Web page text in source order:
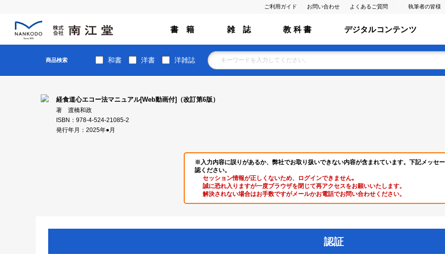
ご利用ガイド お問い合わせ よくあるご質問 執筆者の皆様
書 籍 雑 誌 教 科 書 デジタルコンテンツ
商品検索 和書 洋書 洋雑誌
経食道心エコー法マニュアル[Web動画付]（改訂第6版）
著 渡橋和政
ISBN：978-4-524-21085-2
発行年月：2025年●月
※入力内容に誤りがあるか、弊社でお取り扱いできない内容が含まれています。下記メッセ
認ください。
セッション情報が正しくないため、ログインできません｡
誠に恐れ入りますが一度ブラウザを閉じて再アクセスをお願いいたします。
解決されない場合はお手数ですがメールかお電話でお問い合わせください。
認証